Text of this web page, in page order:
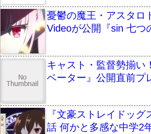
憂鬱の魔王・アスタロ
Videoが公開『sin 七つ
キャスト・監督勢揃い
ベーター』公開直前プ
『文豪ストレイドッ
話 何かと多感な中学2